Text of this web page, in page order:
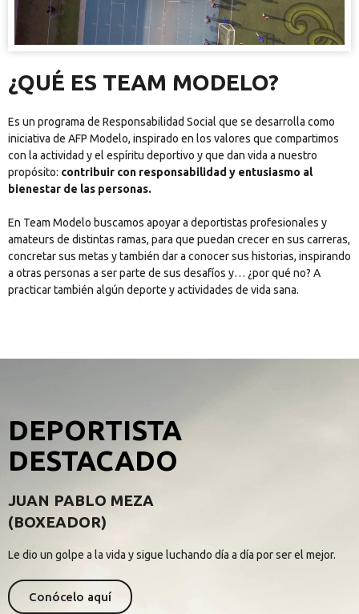
¿QUÉ ES TEAM MODELO?
Es un programa de Responsabilidad Social que se desarrolla como
iniciativa de AFP Modelo, inspirado en los valores que compartimos
con la actividad y el espíritu deportivo y que dan vida a nuestro
propósito: contribuir con responsabilidad y entusiasmo al
bienestar de las personas.
En Team Modelo buscamos apoyar a deportistas profesionales y
amateurs de distintas ramas, para que puedan crecer en sus carreras,
concretar sus metas y también dar a conocer sus historias, inspirando
a otras personas a ser parte de sus desafíos y… ¿por qué no? A
practicar también algún deporte y actividades de vida sana.
DEPORTISTA
DESTACADO
JUAN PABLO MEZA
(BOXEADOR)
Le dio un golpe a la vida y sigue luchando día a día por ser el mejor.
Conócelo aquí